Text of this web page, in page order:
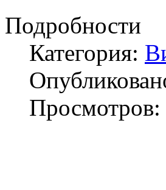
Подробности
Категория:
Просмотров: